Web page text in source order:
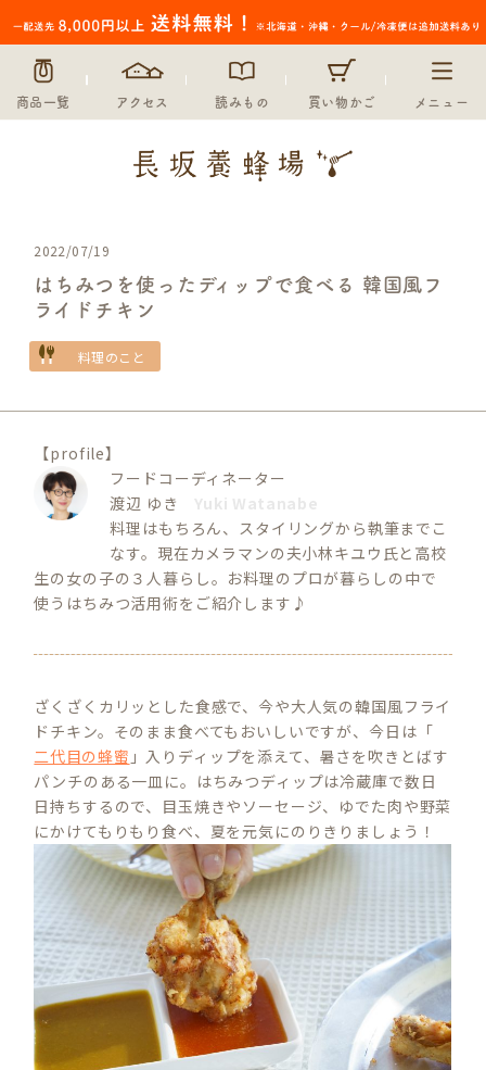
商品一覧 アクセス 読みもの 買い物かご メニュー
2022/07/19
はちみつを使ったディップで食べる 韓国風フ
ライドチキン
料理のこと
【profile】
フードコーディネーター
渡辺 ゆき
料理はもちろん、スタイリングから執筆までこ
なす。現在カメラマンの夫小林キユウ氏と高校
生の女の子の３人暮らし。お料理のプロが暮らしの中で
使うはちみつ活用術をご紹介します♪
ざくざくカリッとした食感で、今や大人気の韓国風フライ
ドチキン。そのまま食べてもおいしいですが、今日は「
二代目の蜂蜜 」入りディップを添えて、暑さを吹きとばす
パンチのある一皿に。はちみつディップは冷蔵庫で数日
日持ちするので、目玉焼きやソーセージ、ゆでた肉や野菜
にかけてもりもり食べ、夏を元気にのりきりましょう！